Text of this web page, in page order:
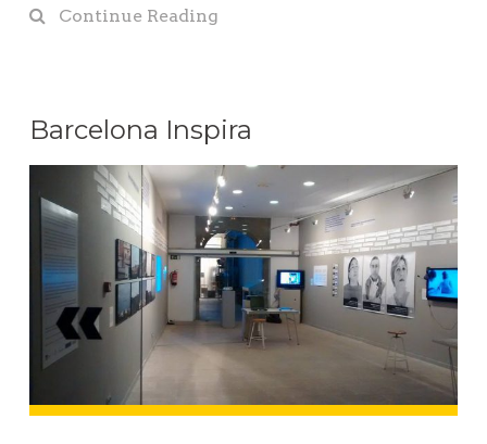
Continue Reading
Barcelona Inspira